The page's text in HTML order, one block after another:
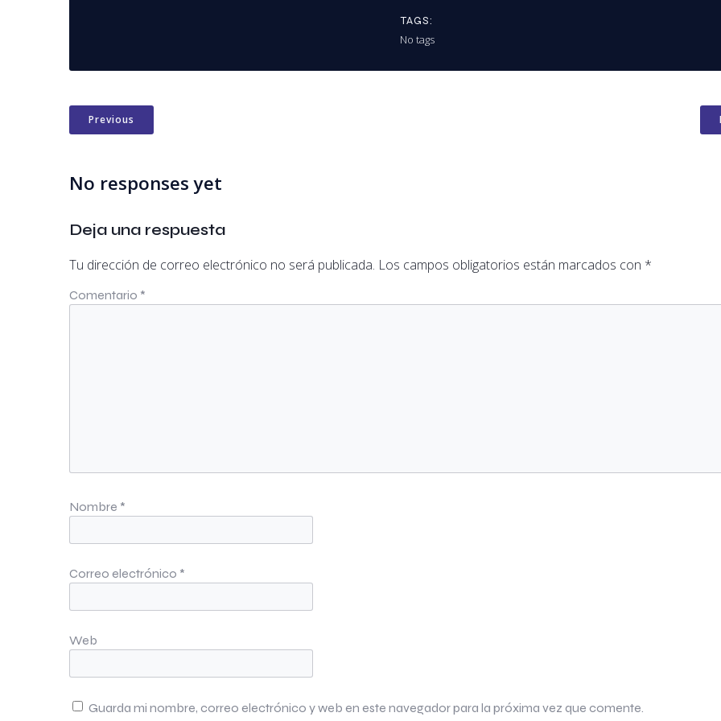
TAGS:
No tags
Previous
No responses yet
Deja una respuesta
Tu dirección de correo electrónico no será publicada. Los campos obligatorios están marcados con *
Comentario *
Nombre *
Correo electrónico *
Web
Guarda mi nombre, correo electrónico y web en este navegador para la próxima vez que comente.